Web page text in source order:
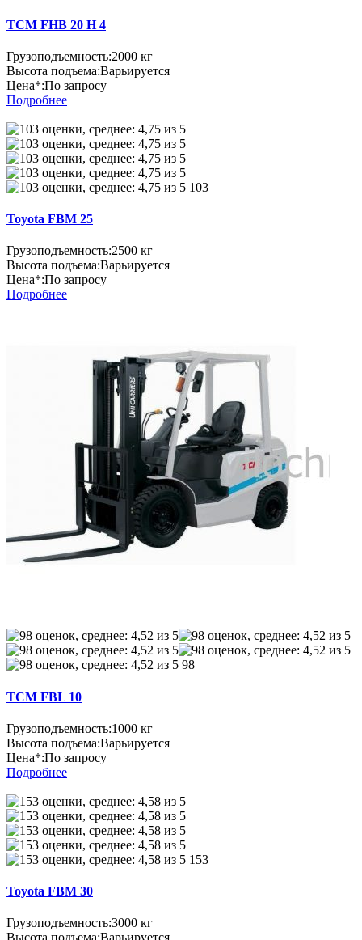
TCM FHB 20 H 4
Грузоподъемность:2000 кг
Высота подъема:Варьируется
Цена*:По запросу
Подробнее
103
Toyota FBM 25
Грузоподъемность:2500 кг
Высота подъема:Варьируется
Цена*:По запросу
Подробнее
98
TCM FBL 10
Грузоподъемность:1000 кг
Высота подъема:Варьируется
Цена*:По запросу
Подробнее
153
Toyota FBM 30
Грузоподъемность:3000 кг